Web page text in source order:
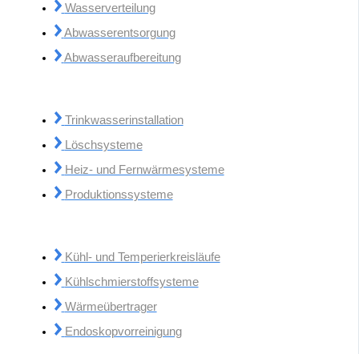
Wasserverteilung
Abwasserentsorgung
Abwasseraufbereitung
Trinkwasserinstallation
Löschsysteme
Heiz- und Fernwärmesysteme
Produktionssysteme
Kühl- und Temperierkreisläufe
Kühlschmierstoffsysteme
Wärmeübertrager
Endoskopvorreinigung